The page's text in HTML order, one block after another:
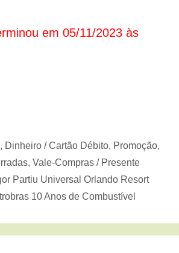
em 05/11/2023 às
, Dinheiro / Cartão Débito, Promoção,
, Vale-Compras / Presente
Partiu Universal Orlando Resort
10 Anos de Combustível